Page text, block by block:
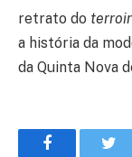
retrato do terroir
a história da
da Quinta Nova
Facebook